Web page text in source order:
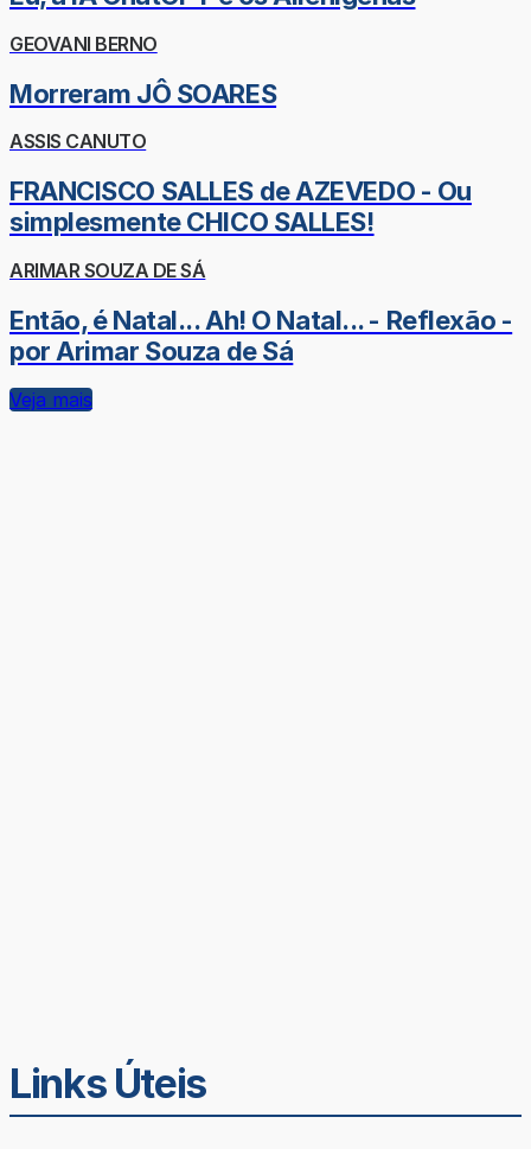
GEOVANI BERNO
Morreram JÔ SOARES
ASSIS CANUTO
FRANCISCO SALLES de AZEVEDO - Ou
simplesmente CHICO SALLES!
ARIMAR SOUZA DE SÁ
Então, é Natal... Ah! O Natal... - Reflexão -
por Arimar Souza de Sá
Veja mais
Links Úteis